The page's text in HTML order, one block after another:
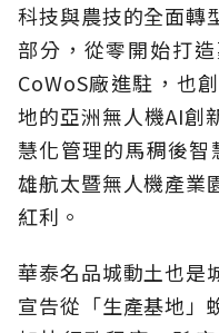
科技與農技的全面轉
部分，從零開始打
CoWoS廠進駐，也
地的亞洲無人機AI創
慧化管理的馬稠後
雄航太暨無人機產業
紅利。
華泰名品城動土也是
宣告從「生產基地」